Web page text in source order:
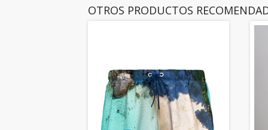
OTROS PRODUCTOS